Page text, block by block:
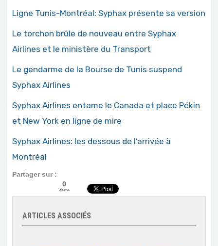
Ligne Tunis-Montréal: Syphax présente sa version
Le torchon brûle de nouveau entre Syphax
Airlines et le ministère du Transport
Le gendarme de la Bourse de Tunis suspend
Syphax Airlines
Syphax Airlines entame le Canada et place Pékin
et New York en ligne de mire
Syphax Airlines: les dessous de l’arrivée à
Montréal
Partager sur :
0
Shares
ARTICLES ASSOCIÉS